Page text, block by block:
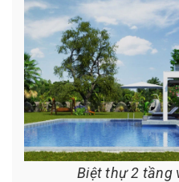
Biệt thự 2 tầng